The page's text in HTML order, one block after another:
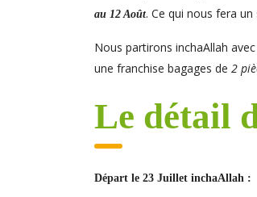
au 12 Août. Ce qui nous fera
Nous partirons inchaAllah
une franchise bagages de 2
Le détail
Départ le 23 Juillet inchaAllah :